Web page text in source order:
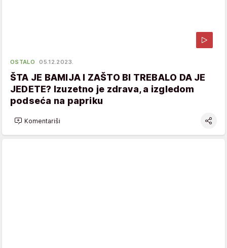
OSTALO 05.12.2023.
ŠTA JE BAMIJA I ZAŠTO BI TREBALO DA JE
JEDETE? Izuzetno je zdrava, a izgledom
podseća na papriku
Komentariši